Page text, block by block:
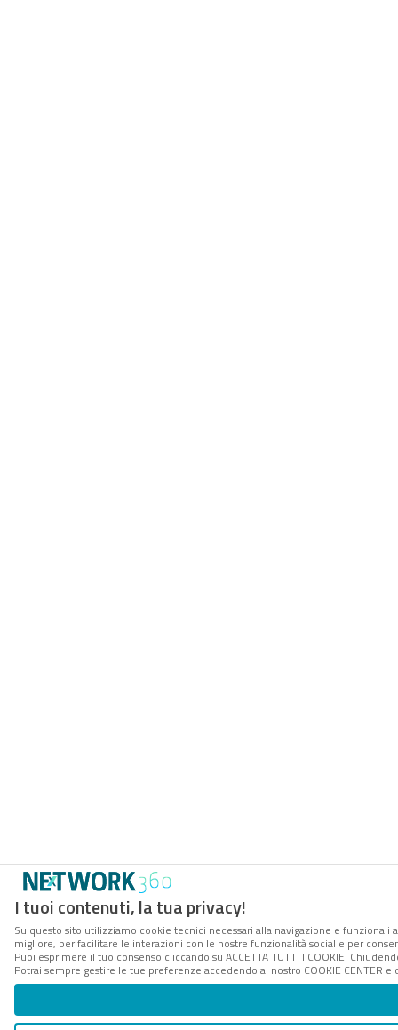
I tuoi contenuti, la tua privacy!
Su questo sito utilizziamo cookie tecnici necessari alla navigazione e
migliore, per facilitare le interazioni con le nostre funzionalità social e per
Puoi esprimere il tuo consenso cliccando su ACCETTA TUTTI I COOKIE.
Potrai sempre gestire le tue preferenze accedendo al nostro COOKIE